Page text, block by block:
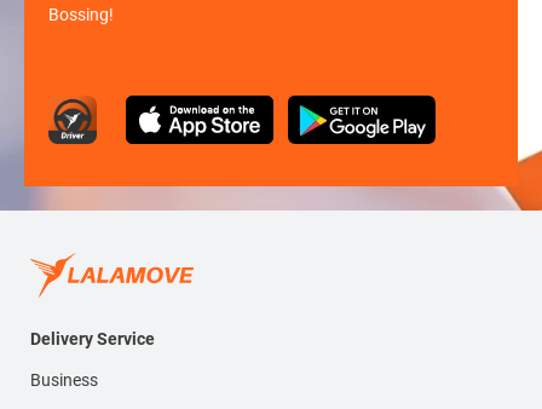
Bossing!
Delivery Service
Business